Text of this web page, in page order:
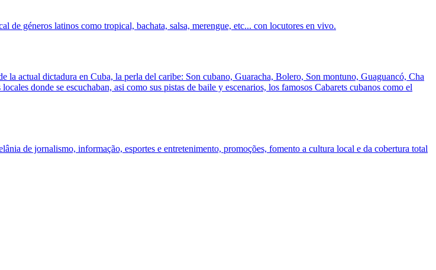
géneros latinos como tropical, bachata, salsa, merengue, etc... con locutores en vivo.
la actual dictadura en Cuba, la perla del caribe: Son cubano, Guaracha, Bolero, Son montuno, Guaguancó, Cha
donde se escuchaban, asi como sus pistas de baile y escenarios, los famosos Cabarets cubanos como el
de jornalismo, informação, esportes e entretenimento, promoções, fomento a cultura local e da cobertura total